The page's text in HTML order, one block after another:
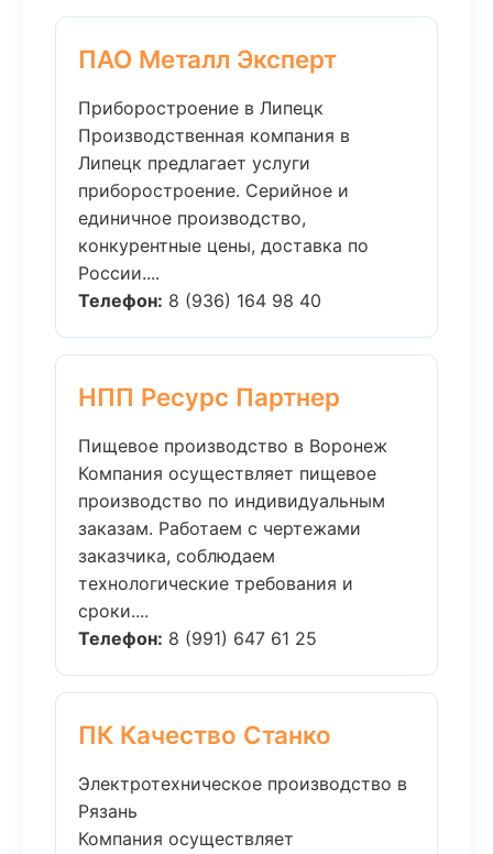
ПАО Металл Эксперт
Приборостроение в Липецк
Производственная компания в
Липецк предлагает услуги
приборостроение. Серийное и
единичное производство,
конкурентные цены, доставка по
России....
Телефон: 8 (936) 164 98 40
НПП Ресурс Партнер
Пищевое производство в Воронеж
Компания осуществляет пищевое
производство по индивидуальным
заказам. Работаем с чертежами
заказчика, соблюдаем
технологические требования и
сроки....
Телефон: 8 (991) 647 61 25
ПК Качество Станко
Электротехническое производство в
Рязань
Компания осуществляет